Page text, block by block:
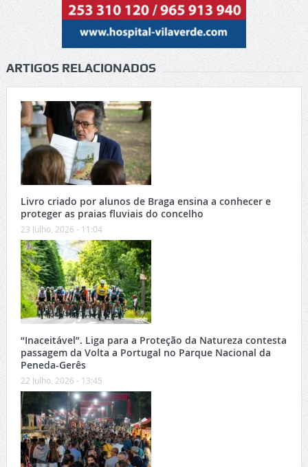
ARTIGOS RELACIONADOS
Livro criado por alunos de Braga ensina a conhecer e
proteger as praias fluviais do concelho
23 Julho, 2026 - 11:04
“Inaceitável”. Liga para a Proteção da Natureza contesta
passagem da Volta a Portugal no Parque Nacional da
Peneda-Gerês
22 Julho, 2026 - 13:45